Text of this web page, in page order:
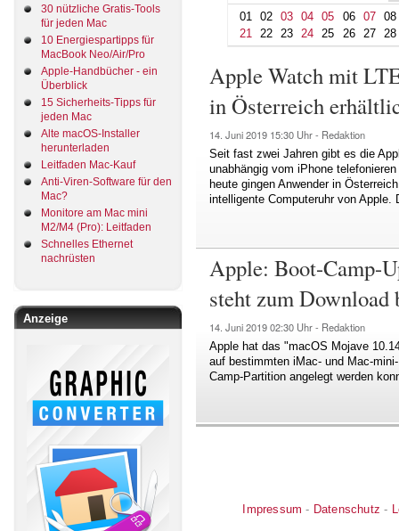
30 nützliche Gratis-Tools
für jeden Mac
10 Energiespartipps für
MacBook Neo/Air/Pro
Apple-Handbücher - ein
Überblick
15 Sicherheits-Tipps für
jeden Mac
Alte macOS-Installer
herunterladen
Leitfaden Mac-Kauf
Anti-Viren-Software für den
Mac?
Monitore am Mac mini
M2/M4 (Pro): Leitfaden
Schnelles Ethernet
nachrüsten
Anzeige
01
02 03 04 05 06 07
08
21
22 23 24 25 26 27 28
Apple Watch mit
in Österreich
14. Juni 2019 15:30 Uhr - Redaktion
Seit fast zwei Jahren gibt es die
unabhängig vom iPhone
heute gingen Anwender in
intelligente Computeruhr von Apple.
Apple: Boot-Camp-
steht zum Download
14. Juni 201902:30 Uhr - Redaktion
Apple hat das "macOS Mojave
auf bestimmten iMac- und Mac-
Camp-Partition angelegt werden
Impressum - Datenschutz -